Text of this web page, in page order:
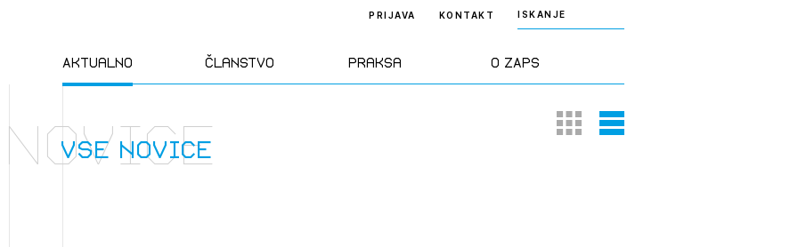
Aktualno Članstvo Praksa O ZAPS
PRIJAVA KONTAKT ISKANJE
Novice Člani ZAPS PredstavitevThumbnail View
List View
vse novice
Novice